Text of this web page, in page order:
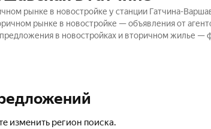
рынке в новостройке у станции Гатчина-
рынке в новостройке — объявления от
в новостройках и вторичном жилье —
изменить регион поиска.